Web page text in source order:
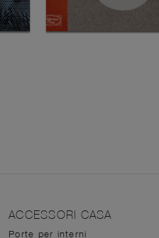
ACCESSORI CASA
Porte per interni